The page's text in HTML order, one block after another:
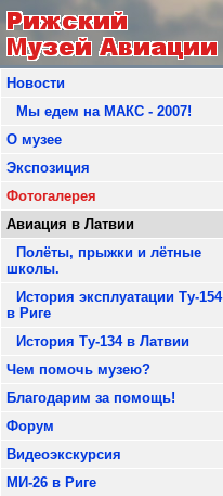
Новости
Мы едем на МАКС - 2007!
О музее
Экспозиция
Фотогалерея
Авиация в Латвии
Полёты, прыжки и лётные
школы.
История эксплуатации Ту-154
в Риге
История Ту-134 в Латвии
Чем помочь музею?
Благодарим за помощь!
Форум
Видеоэкскурсия
МИ-26 в Риге